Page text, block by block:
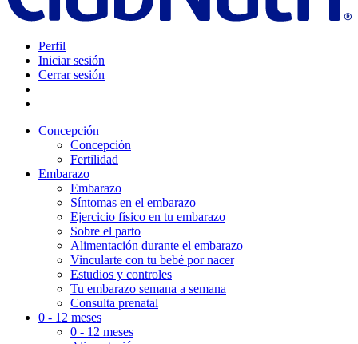
Perfil
Iniciar sesión
Cerrar sesión
Concepción
Concepción
Fertilidad
Embarazo
Embarazo
Síntomas en el embarazo
Ejercicio físico en tu embarazo
Sobre el parto
Alimentación durante el embarazo
Vincularte con tu bebé por nacer
Estudios y controles
Tu embarazo semana a semana
Consulta prenatal
0 - 12 meses
0 - 12 meses